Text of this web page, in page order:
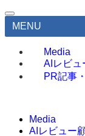
MENU
Media
AIレビュ
PR記事
Media
AIレビュー